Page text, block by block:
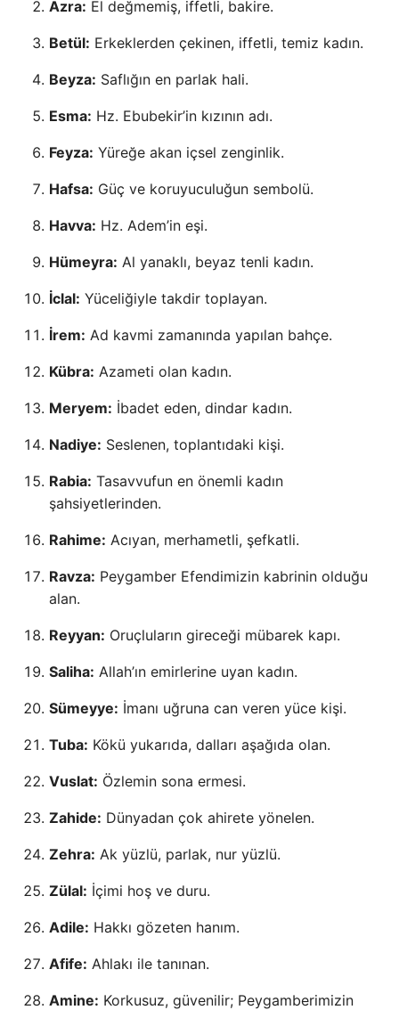
Azra: El değmemiş, iffetli, bakire.
Betül: Erkeklerden çekinen, iffetli, temiz kadın.
Beyza: Saflığın en parlak hali.
Esma: Hz. Ebubekir’in kızının adı.
Feyza: Yüreğe akan içsel zenginlik.
Hafsa: Güç ve koruyuculuğun sembolü.
Havva: Hz. Adem’in eşi.
Hümeyra: Al yanaklı, beyaz tenli kadın.
İclal: Yüceliğiyle takdir toplayan.
İrem: Ad kavmi zamanında yapılan bahçe.
Kübra: Azameti olan kadın.
Meryem: İbadet eden, dindar kadın.
Nadiye: Seslenen, toplantıdaki kişi.
Rabia: Tasavvufun en önemli kadın
şahsiyetlerinden.
Rahime: Acıyan, merhametli, şefkatli.
Ravza: Peygamber Efendimizin kabrinin olduğu
alan.
Reyyan: Oruçluların gireceği mübarek kapı.
Saliha: Allah’ın emirlerine uyan kadın.
Sümeyye: İmanı uğruna can veren yüce kişi.
Tuba: Kökü yukarıda, dalları aşağıda olan.
Vuslat: Özlemin sona ermesi.
Zahide: Dünyadan çok ahirete yönelen.
Zehra: Ak yüzlü, parlak, nur yüzlü.
Zülal: İçimi hoş ve duru.
Adile: Hakkı gözeten hanım.
Afife: Ahlakı ile tanınan.
Amine: Korkusuz, güvenilir; Peygamberimizin